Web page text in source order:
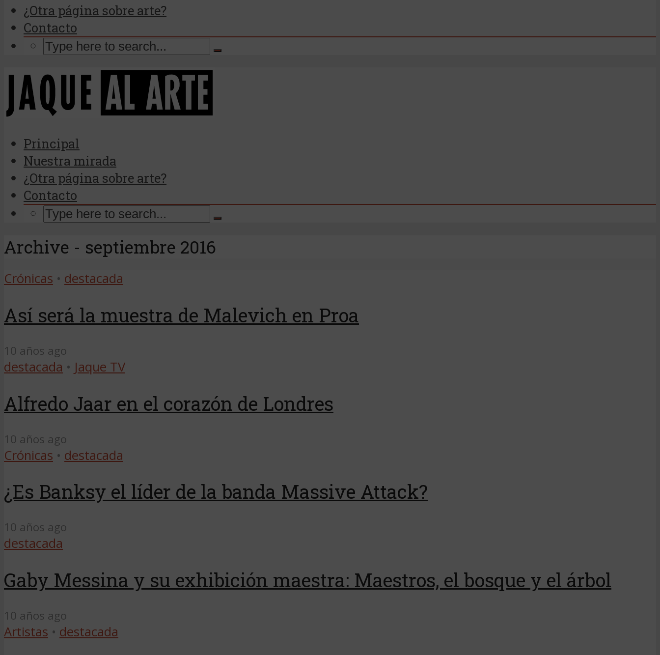
¿Otra página sobre arte?
Contacto
Principal
Nuestra mirada
¿Otra página sobre arte?
Contacto
Archive - septiembre 2016
Crónicas • destacada
Así será la muestra de Malevich en Proa
10 años ago
destacada • Jaque TV
Alfredo Jaar en el corazón de Londres
10 años ago
Crónicas • destacada
¿Es Banksy el líder de la banda Massive Attack?
10 años ago
destacada
Gaby Messina y su exhibición maestra: Maestros, el bosque y el árbol
10 años ago
Artistas • destacada